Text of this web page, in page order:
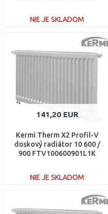
NIE JE SKLADOM
DO KOŠÍKA
Porovnať
141,20 EUR
Kermi Therm X2 Profil-V
doskový radiátor 10 600 /
900 FTV100600901L1K
NIE JE SKLADOM
DO KOŠÍKA